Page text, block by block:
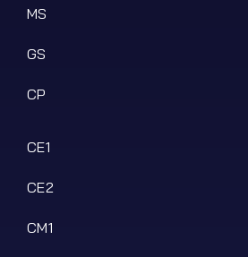
MS
GS
CP
CE1
CE2
CM1